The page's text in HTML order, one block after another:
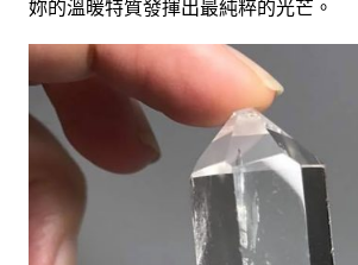
妳的溫暖特質發揮出最純粹的光芒。